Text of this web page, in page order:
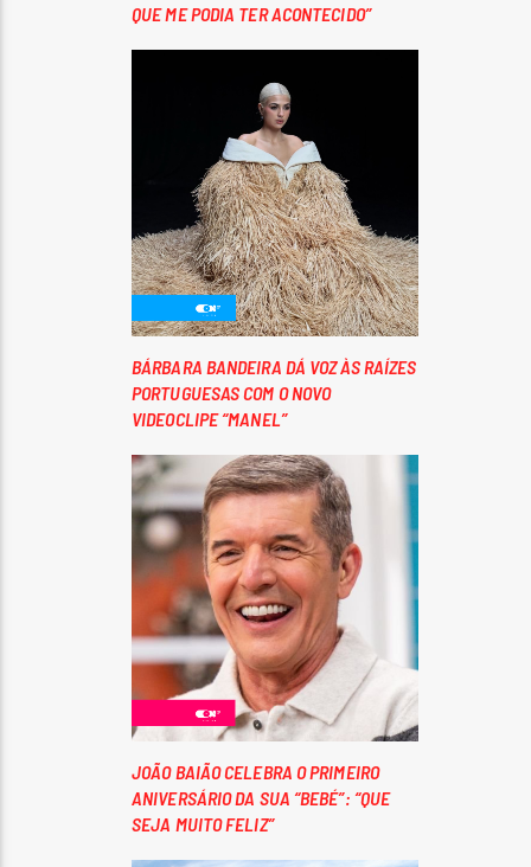
QUE ME PODIA TER ACONTECIDO”
BÁRBARA BANDEIRA DÁ VOZ ÀS RAÍZES
PORTUGUESAS COM O NOVO
VIDEOCLIPE “MANEL”
JOÃO BAIÃO CELEBRA O PRIMEIRO
ANIVERSÁRIO DA SUA “BEBÉ”: “QUE
SEJA MUITO FELIZ”